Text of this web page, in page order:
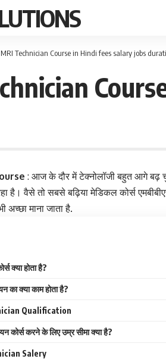
MRI Technician Course in Hindi fees salary jobs
: आज के दौर में टेक्नोलॉजी बहुत आगे बढ़
है। वैसे तो सबसे बढ़ियामेडिकलकोर्स
अच्छा माना जाता है.
क्या होता है?
का क्या काम होता है?
Qualification
कोर्स करने के लिए उम्र सीमा क्या है?
Salery